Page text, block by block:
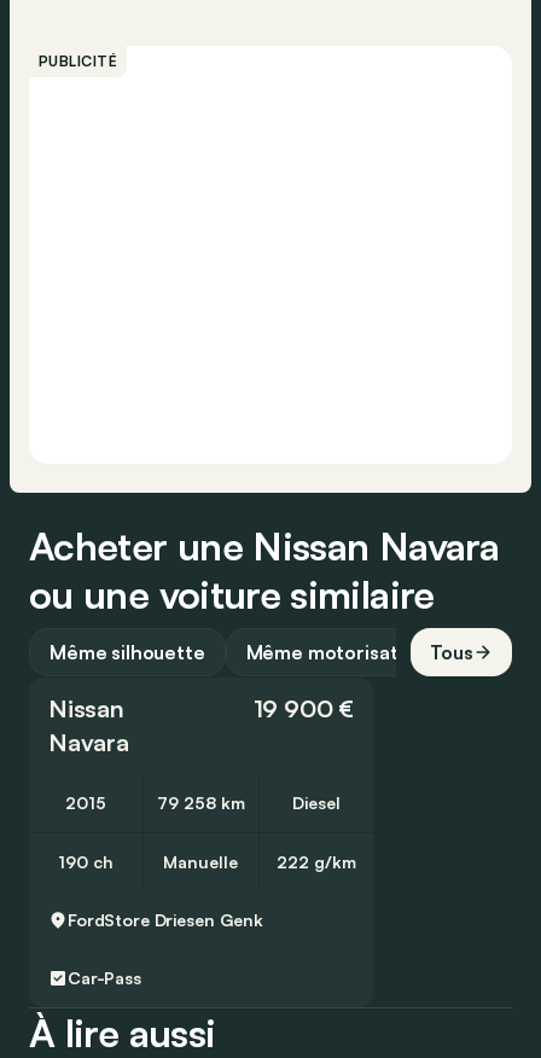
PUBLICITÉ
Acheter une Nissan Navara
ou une voiture similaire
Même silhouette Même motorisation Tous
Nissan
Navara
19 900 €
2015 79 258 km Diesel
190 ch Manuelle 222 g/km
FordStore Driesen Genk
Car-Pass
À lire aussi